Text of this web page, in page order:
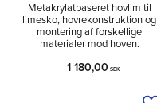
Metakrylatbaseret hovlim til
limesko, hovrekonstruktion og
montering af forskellige
materialer mod hoven.
1 180,00 SEK